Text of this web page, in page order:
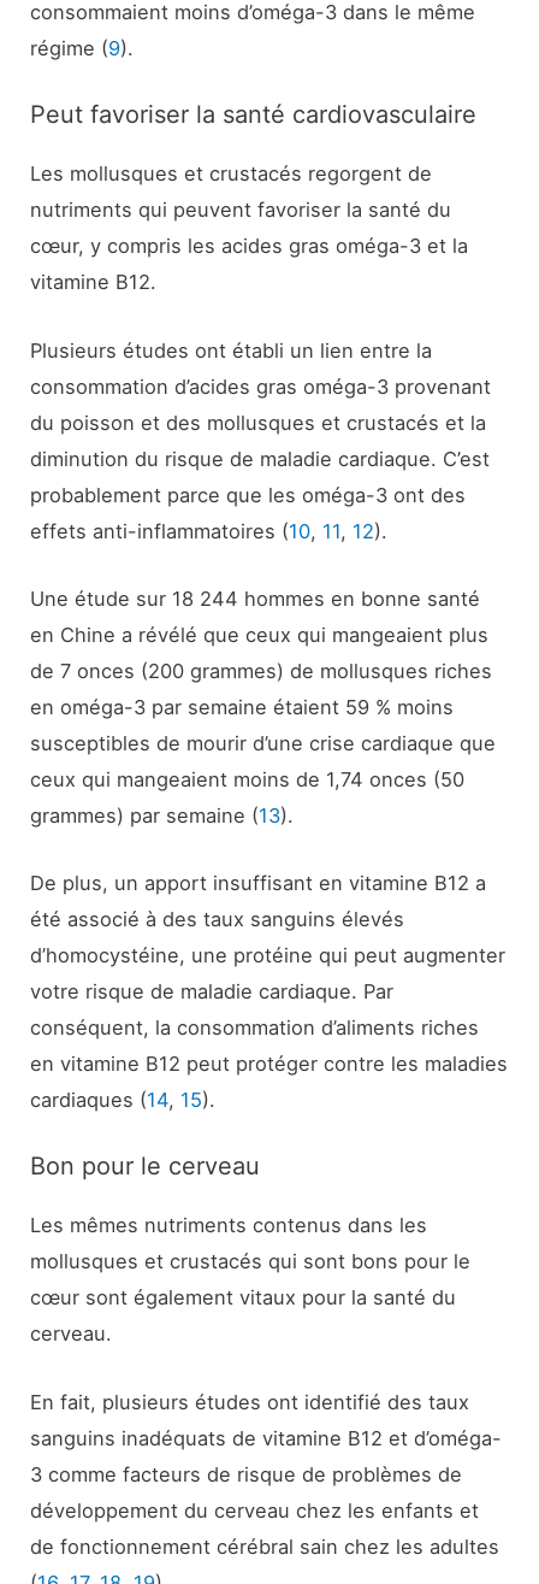
consommaient moins d’oméga-3 dans le même
régime (9).
Peut favoriser la santé cardiovasculaire
Les mollusques et crustacés regorgent de
nutriments qui peuvent favoriser la santé du
cœur, y compris les acides gras oméga-3 et la
vitamine B12.
Plusieurs études ont établi un lien entre la
consommation d’acides gras oméga-3 provenant
du poisson et des mollusques et crustacés et la
diminution du risque de maladie cardiaque. C’est
probablement parce que les oméga-3 ont des
effets anti-inflammatoires (10, 11, 12).
Une étude sur 18 244 hommes en bonne santé
en Chine a révélé que ceux qui mangeaient plus
de 7 onces (200 grammes) de mollusques riches
en oméga-3 par semaine étaient 59 % moins
susceptibles de mourir d’une crise cardiaque que
ceux qui mangeaient moins de 1,74 onces (50
grammes) par semaine (13).
De plus, un apport insuffisant en vitamine B12 a
été associé à des taux sanguins élevés
d’homocystéine, une protéine qui peut augmenter
votre risque de maladie cardiaque. Par
conséquent, la consommation d’aliments riches
en vitamine B12 peut protéger contre les maladies
cardiaques (14, 15).
Bon pour le cerveau
Les mêmes nutriments contenus dans les
mollusques et crustacés qui sont bons pour le
cœur sont également vitaux pour la santé du
cerveau.
En fait, plusieurs études ont identifié des taux
sanguins inadéquats de vitamine B12 et d’oméga-
3 comme facteurs de risque de problèmes de
développement du cerveau chez les enfants et
de fonctionnement cérébral sain chez les adultes